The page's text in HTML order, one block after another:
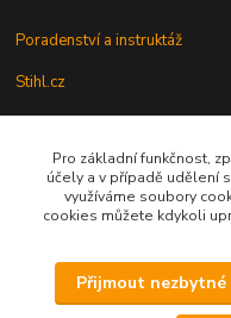
Poradenství a instruktáž
Stihl.cz
Údržba a servis
Rady a praktické informace
Pro základní funkčnost,
účely a v případě udělení
využíváme soubory
cookies můžete kdykoli
Přijmout nezbytné